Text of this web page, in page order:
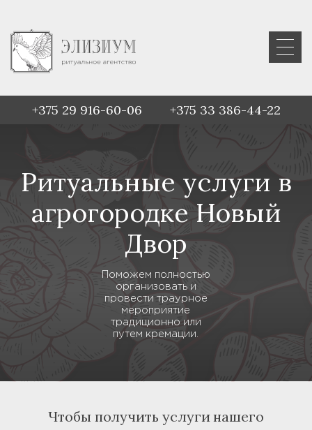
+375 29 916-60-06 +375 33 386-44-22
Ритуальные услуги в
агрогородке Новый
Двор
Поможем полностью
организовать и
провести траурное
мероприятие
традиционно или
путем кремации.
Чтобы получить услуги нашего